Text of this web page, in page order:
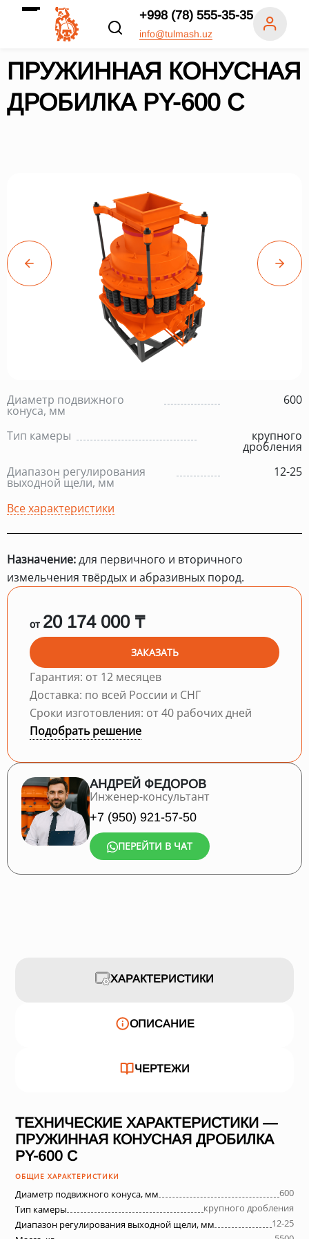
+998 (78) 555-35-35
info@tulmash.uz
ПРУЖИННАЯ КОНУСНАЯ
ДРОБИЛКА PY-600 C
Диаметр подвижного
конуса, мм
600
Тип камеры крупного
дробления
Диапазон регулирования
выходной щели, мм
12-25
Все характеристики
Назначение:для первичного и вторичного
измельчения твёрдых и абразивных пород.
от 20 174 000 ₸
ЗАКАЗАТЬ
Гарантия: от 12 месяцев
Доставка: по всей России и СНГ
Сроки изготовления: от 40 рабочих дней
Подобрать решение
АНДРЕЙ ФЕДОРОВ
Инженер-консультант
+7 (950) 921-57-50
ПЕРЕЙТИ В ЧАТ
ХАРАКТЕРИСТИКИ
ОПИСАНИЕ
ЧЕРТЕЖИ
ТЕХНИЧЕСКИЕ ХАРАКТЕРИСТИКИ —
ПРУЖИННАЯ КОНУСНАЯ ДРОБИЛКА
PY-600 C
ОБЩИЕ ХАРАКТЕРИСТИКИ
Диаметр подвижного конуса, мм
600
Тип камеры
крупного дробления
Диапазон регулирования выходной щели, мм
12-25